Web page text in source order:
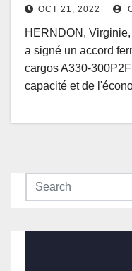
OCT 21, 2022
HERNDON,
a signé un accord
cargos A330-
capacité et de